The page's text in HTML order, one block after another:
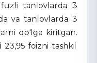
tanlovlarda 3
va tanlovlarda 3
qo‘lga kiritgan.
23,95 foizni tashkil